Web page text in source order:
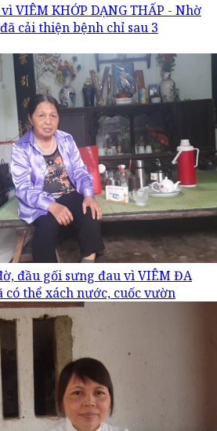
VIÊM KHỚP DẠNG THẤP - Nhờ
cải thiện bệnh chỉ sau 3
đầu gối sưng đau vì VIÊM ĐA
có thể xách nước, cuốc vườn